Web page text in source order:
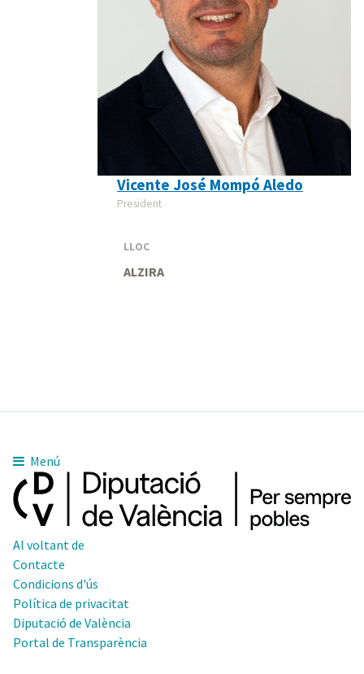
Vicente José Mompó Aledo
President
LLOC
ALZIRA
Menú
Al voltant de
Contacte
Condicions d'ús
Política de privacitat
Diputació de València
Portal de Transparència